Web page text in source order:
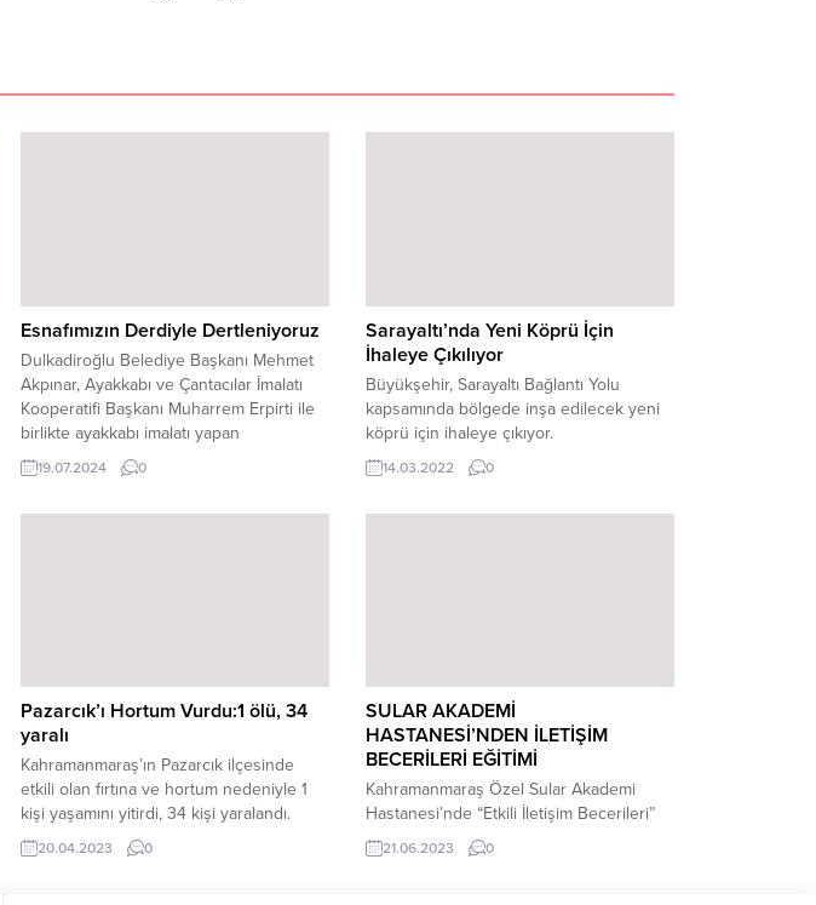
Esnafımızın Derdiyle Dertleniyoruz
Dulkadiroğlu Belediye Başkanı Mehmet
Akpınar, Ayakkabı ve Çantacılar İmalatı
Kooperatifi Başkanı Muharrem Erpirti ile
birlikte ayakkabı imalatı yapan
esnaflarımızı ziyaret etti. Bu ziyaret
sırasında Başkan Akpınar, esnafların
19.07.2024 0
Sarayaltı’nda Yeni Köprü İçin
İhaleye Çıkılıyor
Büyükşehir, Sarayaltı Bağlantı Yolu
kapsamında bölgede inşa edilecek yeni
köprü için ihaleye çıkıyor.
14.03.2022 0
Pazarcık’ı Hortum Vurdu:1 ölü, 34
yaralı
Kahramanmaraş’ın Pazarcık ilçesinde
etkili olan fırtına ve hortum nedeniyle 1
kişi yaşamını yitirdi, 34 kişi yaralandı.
Öğle saatlerinden itibaren dolunun etkili
olduğu ilçe merkezinde fırtına esnasında
20.04.2023 0
SULAR AKADEMİ
HASTANESİ’NDEN İLETİŞİM
BECERİLERİ EĞİTİMİ
Kahramanmaraş Özel Sular Akademi
Hastanesi’nde “Etkili İletişim Becerileri”
Konulu Hizmet İçi Eğitim programı
düzenlendi. Kahramanmaraş Sütçü İmam
21.06.2023 0